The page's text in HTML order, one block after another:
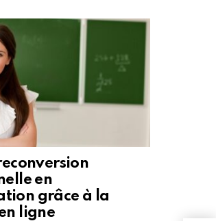
en
grâce à la
ligne